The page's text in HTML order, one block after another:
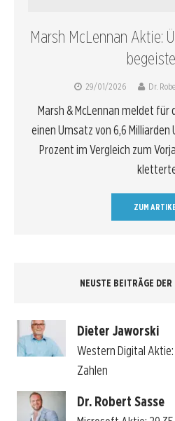
Marsh McLennan Aktie:
29/01/2026 Dr.
Marsh & McLennan meldet
einen Umsatz von 6,6 Milliarden
Prozent im Vergleich zum
ZUM
NEUSTE BEITRÄGE
Dieter Jaworski
Western Digital
Zahlen
Dr. Robert Sasse